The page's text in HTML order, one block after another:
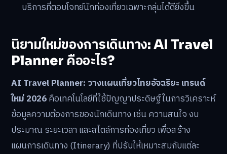
บริการที่ตอบโจทย์นักท่องเที่ยวเฉพาะกลุ่มได้ดียิ่งขึ้น
นิยามใหม่ของการเดินทาง: AI Travel
Planner คืออะไร?
AI Travel Planner: วางแผนเที่ยวไทยอัจฉริยะ เทรนด์
ใหม่ 2026คือเทคโนโลยีที่ใช้ปัญญาประดิษฐ์ในการวิเคราะห์
ข้อมูลความต้องการของนักเดินทาง เช่น ความสนใจ งบ
ประมาณ ระยะเวลา และสไตล์การท่องเที่ยว เพื่อสร้าง
แผนการเดินทาง (Itinerary) ที่ปรับให้เหมาะสมกับแต่ละ